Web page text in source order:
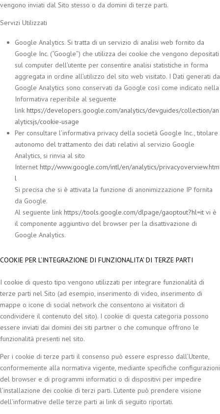
vengono inviati dal Sito stesso o da domini di terze parti.
Servizi Utilizzati
Google Analytics. Si tratta di un servizio di analisi web fornito da
Google Inc. (“Google”) che utilizza dei cookie che vengono depositati
sul computer dell’utente per consentire analisi statistiche in forma
aggregata in ordine all’utilizzo del sito web visitato. I Dati generati da
Google Analytics sono conservati da Google così come indicato nella
Informativa reperibile al seguente
link https://developers.google.com/analytics/devguides/collection/an
alyticsjs/cookie-usage
Per consultare l’informativa privacy della società Google Inc., titolare
autonomo del trattamento dei dati relativi al servizio Google
Analytics, si rinvia al sito
Internet http://www.google.com/intl/en/analytics/privacyoverview.htm
l
Si precisa che si è attivata la funzione di anonimizzazione IP fornita
da Google.
Al seguente link https://tools.google.com/dlpage/gaoptout?hl=it vi è
il componente aggiuntivo del browser per la disattivazione di
Google Analytics.
COOKIE PER L’INTEGRAZIONE DI FUNZIONALITA’ DI TERZE PARTI
I cookie di questo tipo vengono utilizzati per integrare funzionalità di
terze parti nel Sito (ad esempio, inserimento di video, inserimento di
mappe o icone di social network che consentono ai visitatori di
condividere il contenuto del sito). I cookie di questa categoria possono
essere inviati dai domini dei siti partner o che comunque offrono le
funzionalità presenti nel sito.
Per i cookie di terze parti il consenso può essere espresso dall’Utente,
conformemente alla normativa vigente, mediante specifiche configurazioni
del browser e di programmi informatici o di dispositivi per impedire
l’installazione dei cookie di terzi parti. L’utente può prendere visione
dell’informative delle terze parti ai link di seguito riportati.